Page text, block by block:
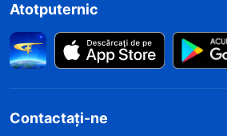
Atotputernic
Contactați-ne